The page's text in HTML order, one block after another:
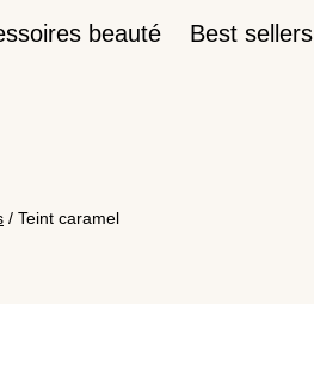
beauté Best sellers
/ Teint caramel